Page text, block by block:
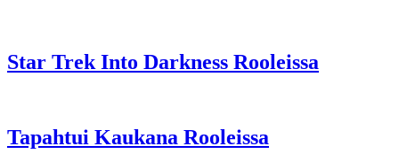
Star Trek Into Darkness Rooleissa
Tapahtui Kaukana Rooleissa